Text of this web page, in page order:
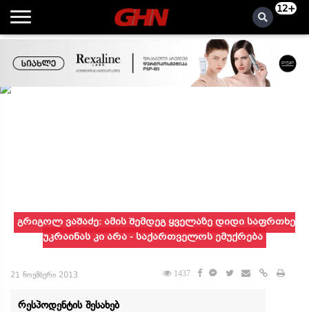
12+
გრიგოლ ვაშაძე: ამის შემდეგ ყველაზე დიდი საფრთხე
უკრაინას კი არა - საქართველოს ემუქრება
21 ნოემბერი 2013 1437
რესპოდენტის შესახებ